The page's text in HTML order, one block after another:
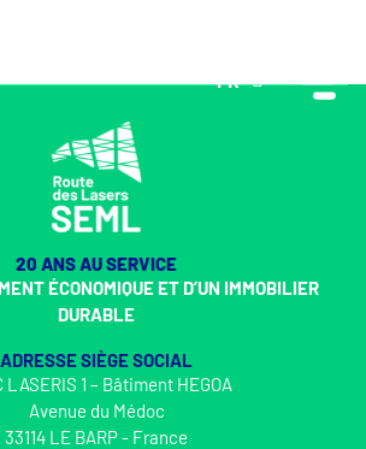
FR
EN
20 ANS AU SERVICE
ÉCONOMIQUE ET D’UN IMMOBILIER
DURABLE
ADRESSE SIÈGE SOCIAL
LASERIS 1 – Bâtiment HEGOA
Avenue du Médoc
33114 LE BARP - France